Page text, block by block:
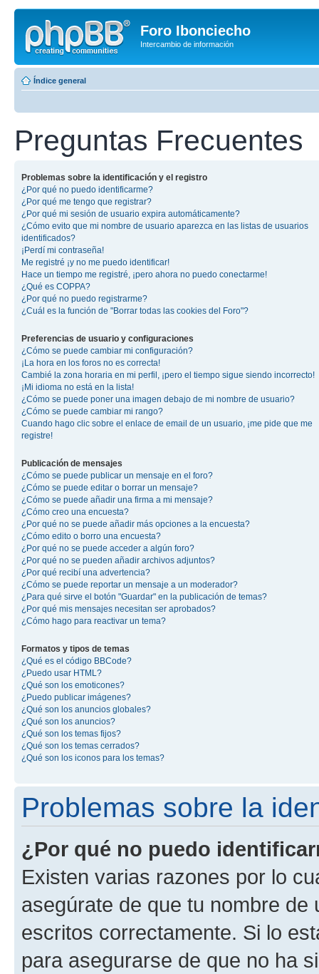
Foro Ibonciecho
Intercambio de información
Índice general
Preguntas Frecuentes
Problemas sobre la identificación y el registro
¿Por qué no puedo identificarme?
¿Por qué me tengo que registrar?
¿Por qué mi sesión de usuario expira automáticamente?
¿Cómo evito que mi nombre de usuario aparezca en las listas de usuarios
identificados?
¡Perdí mi contraseña!
Me registré ¡y no me puedo identificar!
Hace un tiempo me registré, ¡pero ahora no puedo conectarme!
¿Qué es COPPA?
¿Por qué no puedo registrarme?
¿Cuál es la función de "Borrar todas las cookies del Foro"?
Preferencias de usuario y configuraciones
¿Cómo se puede cambiar mi configuración?
¡La hora en los foros no es correcta!
Cambié la zona horaria en mi perfil, ¡pero el tiempo sigue siendo incorrecto!
¡Mi idioma no está en la lista!
¿Cómo se puede poner una imagen debajo de mi nombre de usuario?
¿Cómo se puede cambiar mi rango?
Cuando hago clic sobre el enlace de email de un usuario, ¡me pide que me
registre!
Publicación de mensajes
¿Cómo se puede publicar un mensaje en el foro?
¿Cómo se puede editar o borrar un mensaje?
¿Cómo se puede añadir una firma a mi mensaje?
¿Cómo creo una encuesta?
¿Por qué no se puede añadir más opciones a la encuesta?
¿Cómo edito o borro una encuesta?
¿Por qué no se puede acceder a algún foro?
¿Por qué no se pueden añadir archivos adjuntos?
¿Por qué recibí una advertencia?
¿Cómo se puede reportar un mensaje a un moderador?
¿Para qué sirve el botón "Guardar" en la publicación de temas?
¿Por qué mis mensajes necesitan ser aprobados?
¿Cómo hago para reactivar un tema?
Formatos y tipos de temas
¿Qué es el código BBCode?
¿Puedo usar HTML?
¿Qué son los emoticones?
¿Puedo publicar imágenes?
¿Qué son los anuncios globales?
¿Qué son los anuncios?
¿Qué son los temas fijos?
¿Qué son los temas cerrados?
¿Qué son los iconos para los temas?
Problemas sobre la
¿Por qué no puedo
Existen varias razones por lo
asegúrate de que tu nombre
escritos correctamente. Si lo
para asegurarse de que no ha